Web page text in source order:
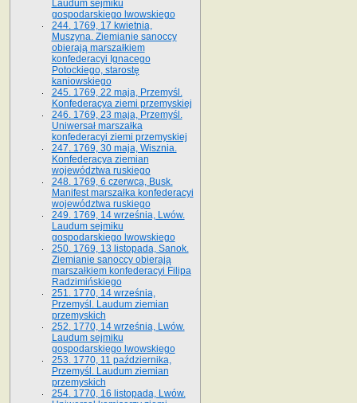
Laudum sejmiku
gospodarskiego lwowskiego
244. 1769, 17 kwietnia,
Muszyna. Ziemianie sanoccy
obierają marszałkiem
konfederacyi Ignacego
Potockiego, starostę
kaniowskiego
245. 1769, 22 maja, Przemyśl.
Konfederacya ziemi przemyskiej
246. 1769, 23 maja, Przemyśl.
Uniwersał marszałka
konfederacyi ziemi przemyskiej
247. 1769, 30 maja, Wisznia.
Konfederacya ziemian
województwa ruskiego
248. 1769, 6 czerwca, Busk.
Manifest marszałka konfederacyi
województwa ruskiego
249. 1769, 14 września, Lwów.
Laudum sejmiku
gospodarskiego lwowskiego
250. 1769, 13 listopada, Sanok.
Ziemianie sanoccy obierają
marszałkiem konfederacyi Filipa
Radzimińskiego
251. 1770, 14 września,
Przemyśl. Laudum ziemian
przemyskich
252. 1770, 14 września, Lwów.
Laudum sejmiku
gospodarskiego lwowskiego
253. 1770, 11 października,
Przemyśl. Laudum ziemian
przemyskich
254. 1770, 16 listopada, Lwów.